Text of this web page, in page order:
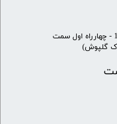
​آدرس فروشگاه: قم - بلوار شهید محلاتی - کوچه 1 - چهارراه اول سمت